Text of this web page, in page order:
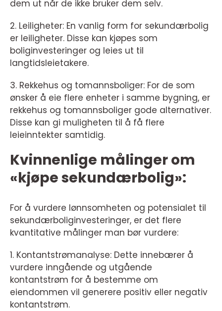
dem ut når de ikke bruker dem selv.
2. Leiligheter: En vanlig form for sekundærbolig
er leiligheter. Disse kan kjøpes som
boliginvesteringer og leies ut til
langtidsleietakere.
3. Rekkehus og tomannsboliger: For de som
ønsker å eie flere enheter i samme bygning, er
rekkehus og tomannsboliger gode alternativer.
Disse kan gi muligheten til å få flere
leieinntekter samtidig.
Kvinnenlige målinger om
«kjøpe sekundærbolig»:
For å vurdere lønnsomheten og potensialet til
sekundærboliginvesteringer, er det flere
kvantitative målinger man bør vurdere:
1. Kontantstrømanalyse: Dette innebærer å
vurdere inngående og utgående
kontantstrøm for å bestemme om
eiendommen vil generere positiv eller negativ
kontantstrøm.